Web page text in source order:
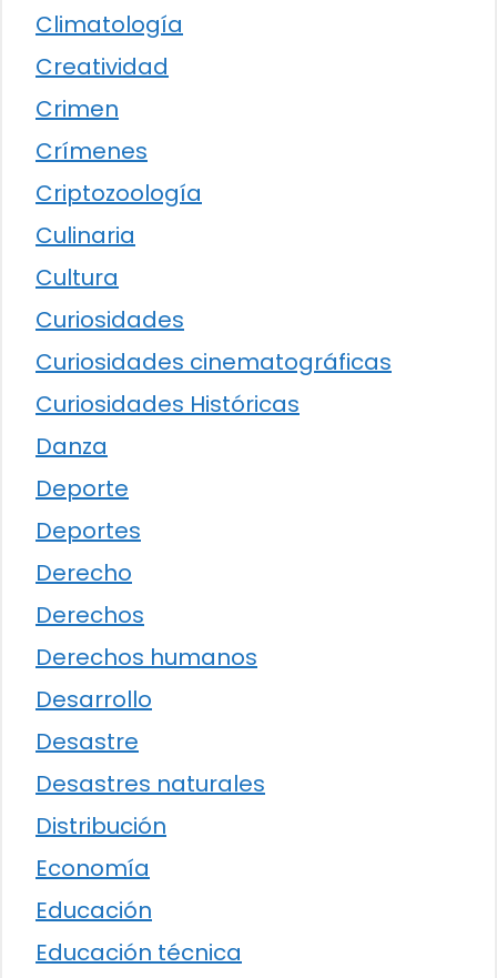
Climatología
Creatividad
Crimen
Crímenes
Criptozoología
Culinaria
Cultura
Curiosidades
Curiosidades cinematográficas
Curiosidades Históricas
Danza
Deporte
Deportes
Derecho
Derechos
Derechos humanos
Desarrollo
Desastre
Desastres naturales
Distribución
Economía
Educación
Educación técnica